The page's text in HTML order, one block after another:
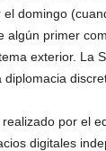
domingo
algún primer
exterior. La
por el
digitales